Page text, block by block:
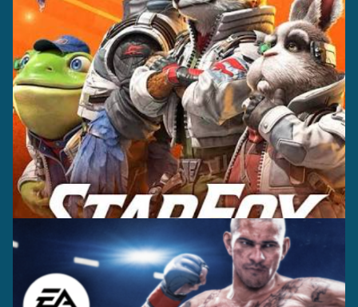
キャスティング
＋プロダクショ
ン
レコーディング
＋キャプチャー
論説